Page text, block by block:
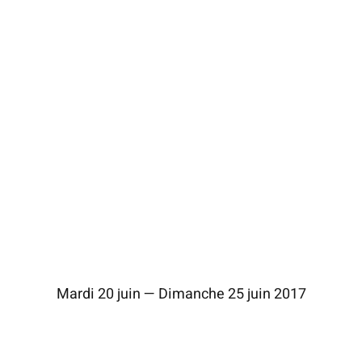
Mardi 20 juin — Dimanche 25 juin 2017